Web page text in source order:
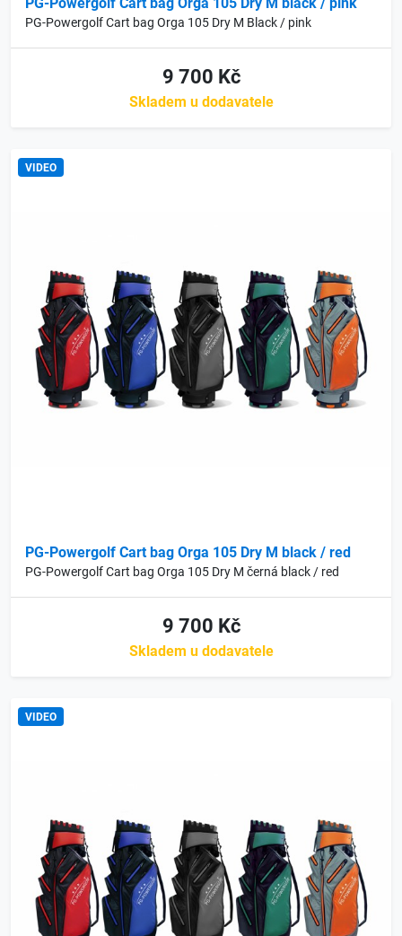
PG-Powergolf Cart bag Orga 105 Dry M Black / pink
9 700 Kč
Skladem u dodavatele
VIDEO
PG-Powergolf Cart bag Orga 105 Dry M black / red
PG-Powergolf Cart bag Orga 105 Dry M černá black / red
9 700 Kč
Skladem u dodavatele
VIDEO